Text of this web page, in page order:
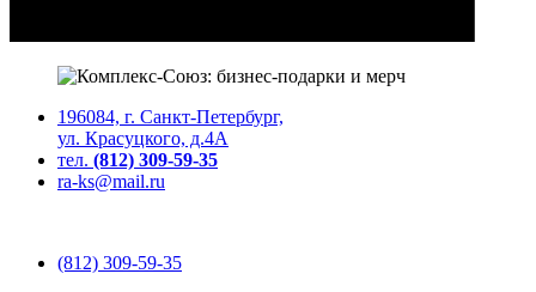
196084, г. Санкт-Петербург,
ул. Красуцкого, д.4А
тел. (812) 309-59-35
ra-ks@mail.ru
(812) 309-59-35